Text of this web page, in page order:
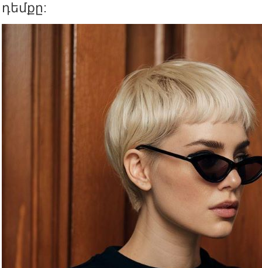
դեմքը: